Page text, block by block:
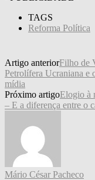
TAGS
Reforma Política
Artigo anteriorFilho de
Petrolífera Ucraniana e
mídia
Próximo artigoElogio à
– E a diferença entre o
Mário César Pacheco